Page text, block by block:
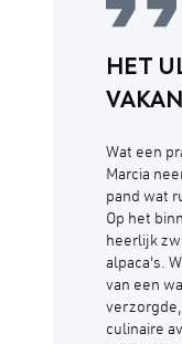
HET
Wat een
Marcia
pand wat
Op het
heerlijk
alpaca's.
van een
culinaire